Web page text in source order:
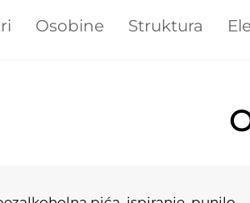
Osobine Struktura